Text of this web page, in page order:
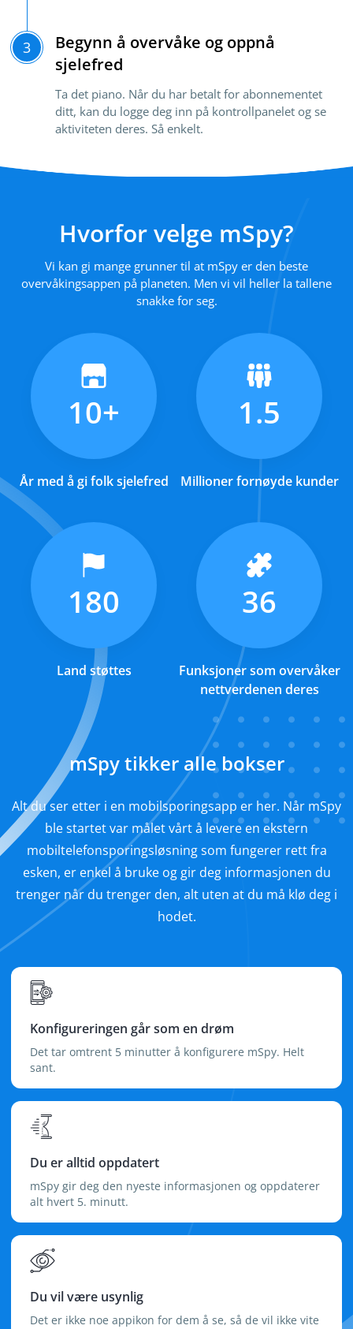
3
Begynn å overvåke og oppnå
sjelefred
Ta det piano. Når du har betalt for abonnementet
ditt, kan du logge deg inn på kontrollpanelet og se
aktiviteten deres. Så enkelt.
Hvorfor velge mSpy?
Vi kan gi mange grunner til at mSpy er den beste
overvåkingsappen på planeten. Men vi vil heller la tallene
snakke for seg.
10+
År med å gi folk sjelefred
1.5
Millioner fornøyde kunder
180
Land støttes
36
Funksjoner som overvåker
nettverdenen deres
mSpy tikker alle bokser
Alt du ser etter i en mobilsporingsapp er her. Når mSpy
ble startet var målet vårt å levere en ekstern
mobiltelefonsporingsløsning som fungerer rett fra
esken, er enkel å bruke og gir deg informasjonen du
trenger når du trenger den, alt uten at du må klø deg i
hodet.
Konfigureringen går som en drøm
Det tar omtrent 5 minutter å konfigurere mSpy. Helt
sant.
Du er alltid oppdatert
mSpy gir deg den nyeste informasjonen og oppdaterer
alt hvert 5. minutt.
Du vil være usynlig
Det er ikke noe appikon for dem å se, så de vil ikke vite